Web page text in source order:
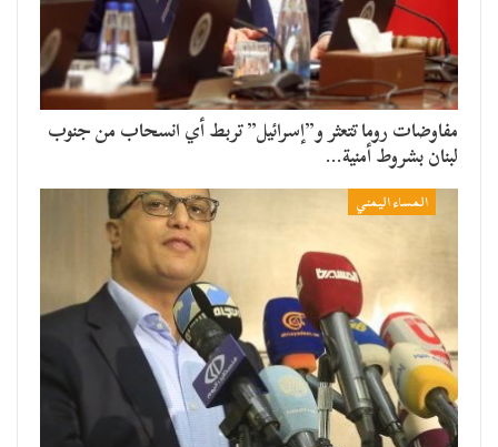
مفاوضات روما تتعثر و”إسرائيل” تربط أي انسحاب من جنوب
لبنان بشروط أمنية…
المساء اليمني